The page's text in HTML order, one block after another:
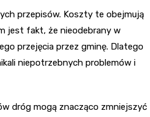
przepisów. Koszty te obejmują
jest fakt, że nieodebrany w
przejęcia przez gminę. Dlatego
niepotrzebnych problemów i
dróg mogą znacząco zmniejszyć